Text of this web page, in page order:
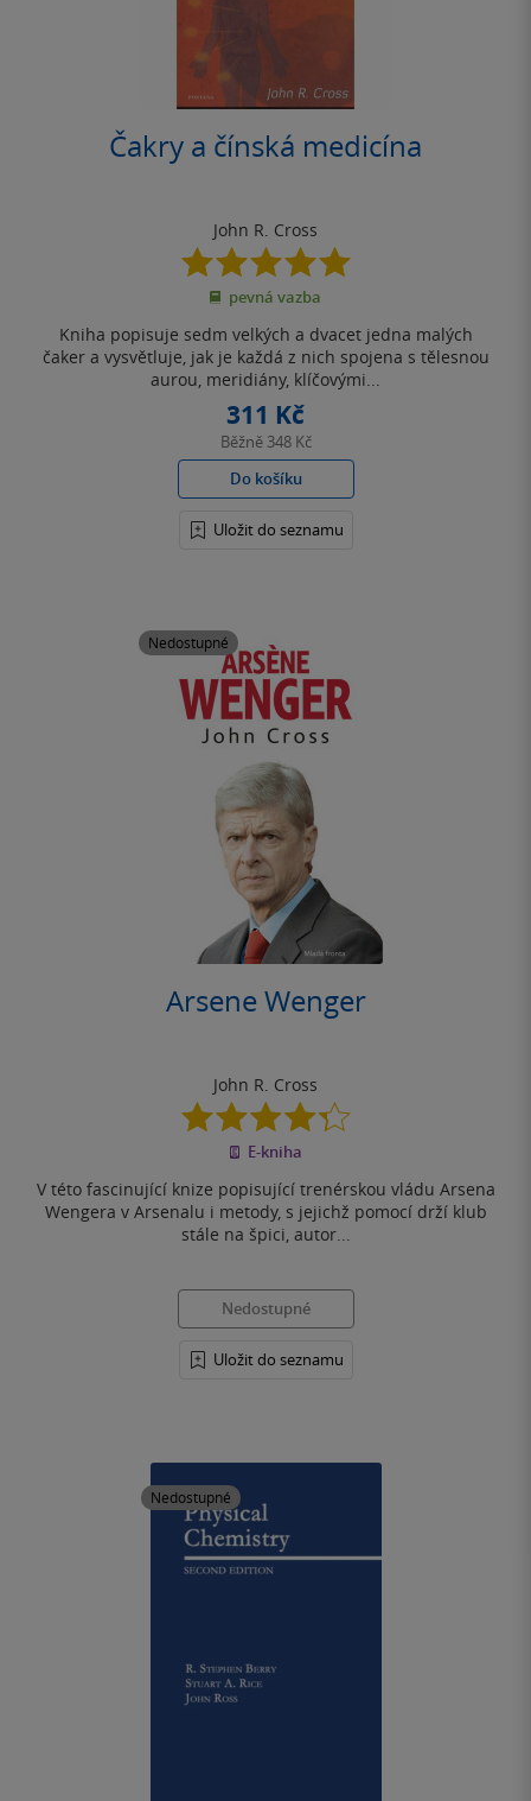
Čakry a čínská medicína
John R. Cross
5.0
z
5
pevná vazba
Kniha popisuje sedm velkých a dvacet jedna malých
čaker a vysvětluje, jak je každá z nich spojena s tělesnou
aurou, meridiány, klíčovými...
311 Kč
Běžně 348 Kč
Do košíku
Uložit do seznamu
Nedostupné
Arsene Wenger
John R. Cross
4.3
z
5
E-kniha
V této fascinující knize popisující trenérskou vládu Arsena
Wengera v Arsenalu i metody, s jejichž pomocí drží klub
stále na špici, autor...
Nedostupné
Uložit do seznamu
Nedostupné